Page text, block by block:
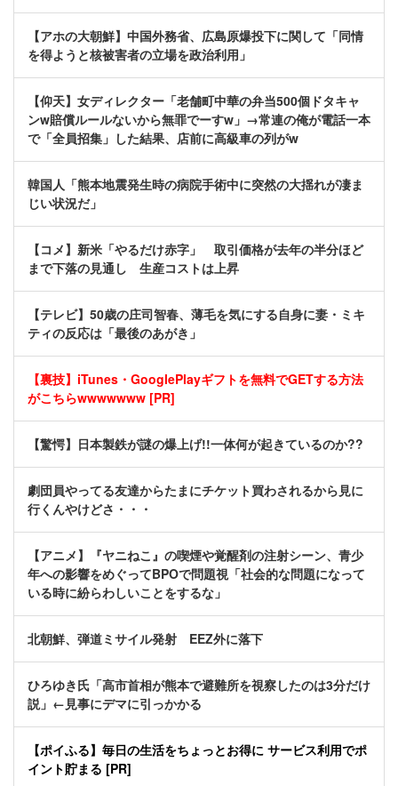
【アホの大朝鮮】中国外務省、広島原爆投下に関して「同情
を得ようと核被害者の立場を政治利用」
【仰天】女ディレクター「老舗町中華の弁当500個ドタキャ
ンw賠償ルールないから無罪でーすw」→常連の俺が電話一本
で「全員招集」した結果、店前に高級車の列がw
韓国人「熊本地震発生時の病院手術中に突然の大揺れが凄ま
じい状況だ」
【コメ】新米「やるだけ赤字」 取引価格が去年の半分ほど
まで下落の見通し 生産コストは上昇
【テレビ】50歳の庄司智春、薄毛を気にする自身に妻・ミキ
ティの反応は「最後のあがき」
【裏技】iTunes・GooglePlayギフトを無料でGETする方法
がこちらwwwwwww [PR]
【驚愕】日本製鉄が謎の爆上げ!!一体何が起きているのか??
劇団員やってる友達からたまにチケット買わされるから見に
行くんやけどさ・・・
【アニメ】『ヤニねこ』の喫煙や覚醒剤の注射シーン、青少
年への影響をめぐってBPOで問題視「社会的な問題になって
いる時に紛らわしいことをするな」
北朝鮮、弾道ミサイル発射 EEZ外に落下
ひろゆき氏「高市首相が熊本で避難所を視察したのは3分だけ
説」←見事にデマに引っかかる
【ポイふる】毎日の生活をちょっとお得に サービス利用でポ
イント貯まる [PR]